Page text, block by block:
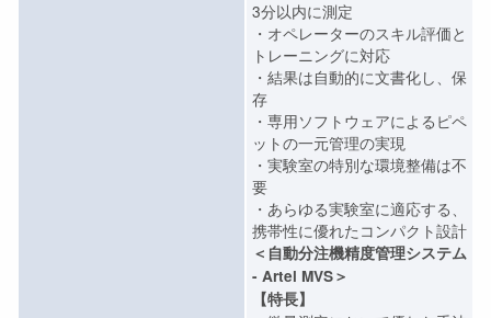
3分以内に測定
・オペレーターのスキル評価と
トレーニングに対応
・結果は自動的に文書化し、保
存
・専用ソフトウェアによるピペ
ットの一元管理の実現
・実験室の特別な環境整備は不
要
・あらゆる実験室に適応する、
携帯性に優れたコンパクト設計
＜自動分注機精度管理システム
- Artel MVS＞
【特長】